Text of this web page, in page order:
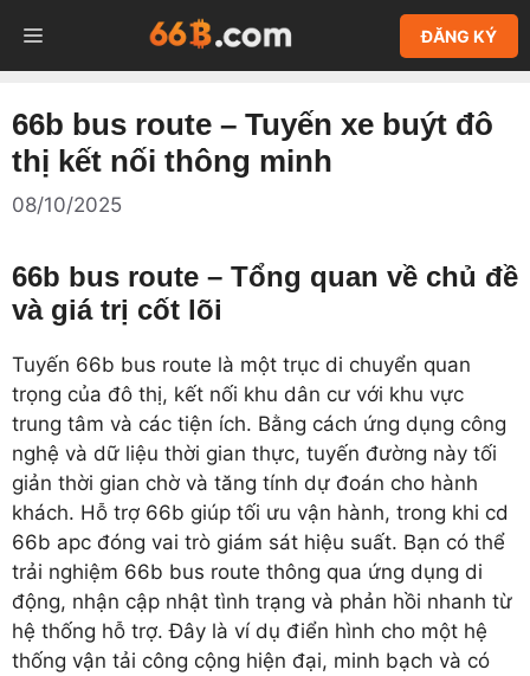
đến
nội
ĐĂNG KÝ
MENU
66b bus route – Tuyến xe buýt đô
thị kết nối thông minh
08/10/2025
66b bus route – Tổng quan về chủ đề
và giá trị cốt lõi
Tuyến 66b bus route là một trục di chuyển quan
trọng của đô thị, kết nối khu dân cư với khu vực
trung tâm và các tiện ích. Bằng cách ứng dụng công
nghệ và dữ liệu thời gian thực, tuyến đường này tối
giản thời gian chờ và tăng tính dự đoán cho hành
khách. Hỗ trợ 66b giúp tối ưu vận hành, trong khi cd
66b apc đóng vai trò giám sát hiệu suất. Bạn có thể
trải nghiệm 66b bus route thông qua ứng dụng di
động, nhận cập nhật tình trạng và phản hồi nhanh từ
hệ thống hỗ trợ. Đây là ví dụ điển hình cho một hệ
thống vận tải công cộng hiện đại, minh bạch và có